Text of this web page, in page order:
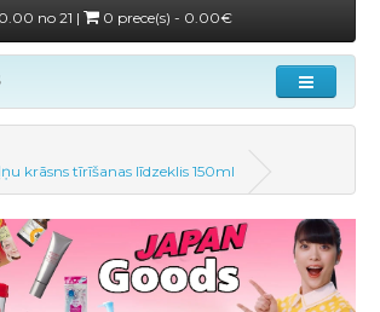
no 21 | 0 prece(s) - 0.00€
krāsns tīrīšanas līdzeklis 150ml